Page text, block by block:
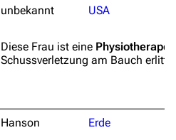
unbekannt USA
Diese Frau ist eine
Schussverletzung am Bauch
Hanson
Erde